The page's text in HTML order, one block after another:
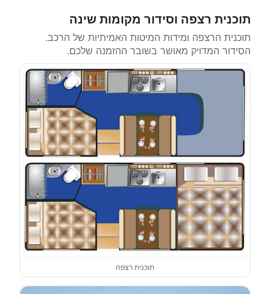
תוכנית רצפה וסידור מקומות שינה
תוכנית הרצפה ומידות המיטות האמיתיות של הרכב.
הסידור המדויק מאושר בשובר ההזמנה שלכם.
תוכנית רצפה